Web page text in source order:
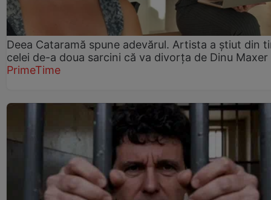
Deea Cataramă spune adevărul. Artista a știut din
celei de-a doua sarcini că va divorța de Dinu Maxer
PrimeTime